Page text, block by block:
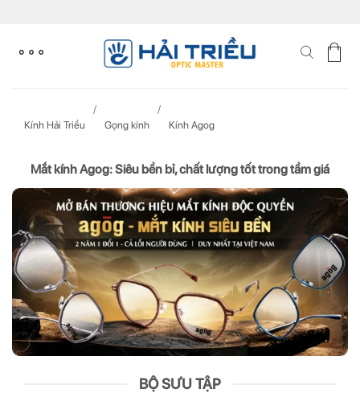
content
Kính Hải Triều Gọng kính Kính Agog
Mắt kính Agog: Siêu bền bỉ, chất lượng tốt trong tầm giá
BỘ SƯU TẬP